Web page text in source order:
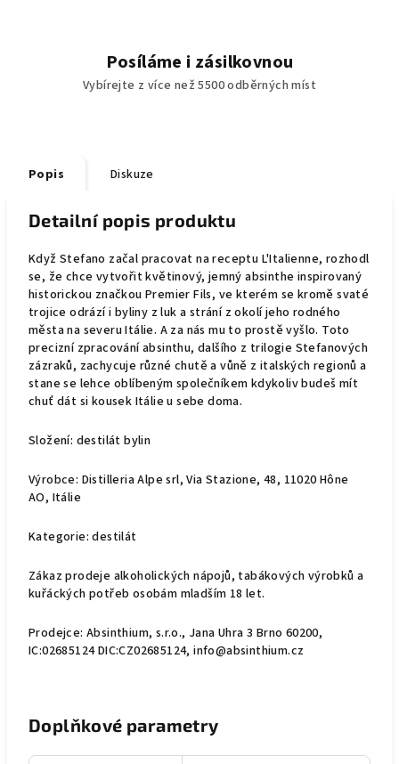
Posíláme i zásilkovnou
Vybírejte z více než 5500 odběrných míst
Popis Diskuze
Detailní popis produktu
Když Stefano začal pracovat na receptu L'Italienne, rozhodl
se, že chce vytvořit květinový, jemný absinthe inspirovaný
historickou značkou Premier Fils, ve kterém se kromě svaté
trojice odrází i byliny z luk a strání z okolí jeho rodného
města na severu Itálie. A za nás mu to prostě vyšlo. Toto
precizní zpracování absinthu, dalšího z trilogie Stefanových
zázraků, zachycuje různé chutě a vůně z italských regionů a
stane se lehce oblíbeným společníkem kdykoliv budeš mít
chuť dát si kousek Itálie u sebe doma.
Složení: destilát bylin
Výrobce: Distilleria Alpe srl, Via Stazione, 48, 11020 Hône
AO, Itálie
Kategorie: destilát
Zákaz prodeje alkoholických nápojů, tabákových výrobků a
kuřáckých potřeb osobám mladším 18 let.
Prodejce: Absinthium, s.r.o., Jana Uhra 3 Brno 60200,
IC:02685124 DIC:CZ02685124, info@absinthium.cz
Doplňkové parametry